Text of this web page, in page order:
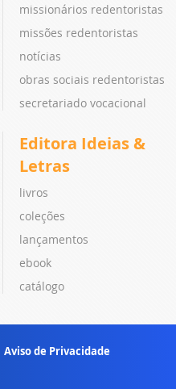
missionários redentoristas
missões redentoristas
notícias
obras sociais redentoristas
secretariado vocacional
Editora Ideias &
Letras
livros
coleções
lançamentos
ebook
catálogo
Aviso de Privacidade